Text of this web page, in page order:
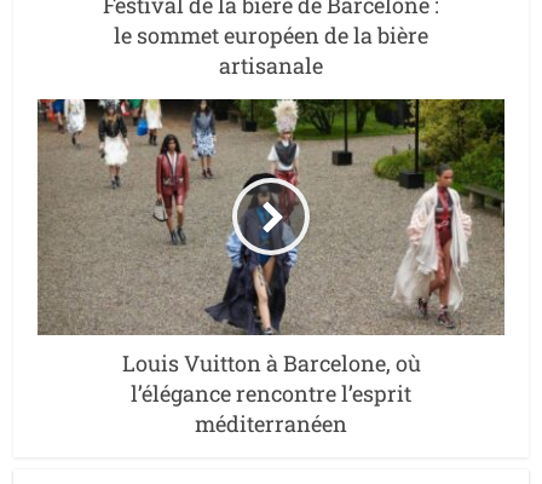
le sommet européen de la bière
artisanale
Louis Vuitton à Barcelone, où
l’élégance rencontre l’esprit
méditerranéen